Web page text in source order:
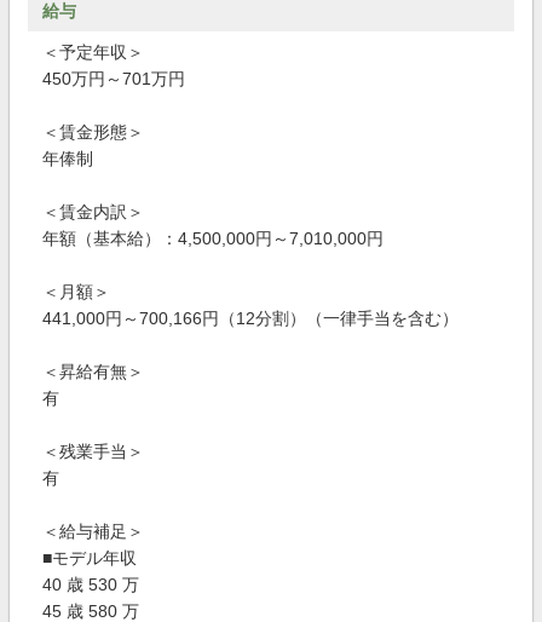
給与
＜予定年収＞
450万円～701万円
＜賃金形態＞
年俸制
＜賃金内訳＞
年額（基本給）：4,500,000円～7,010,000円
＜月額＞
441,000円～700,166円（12分割）（一律手当を含む）
＜昇給有無＞
有
＜残業手当＞
有
＜給与補足＞
■モデル年収
40 歳 530 万
45 歳 580 万